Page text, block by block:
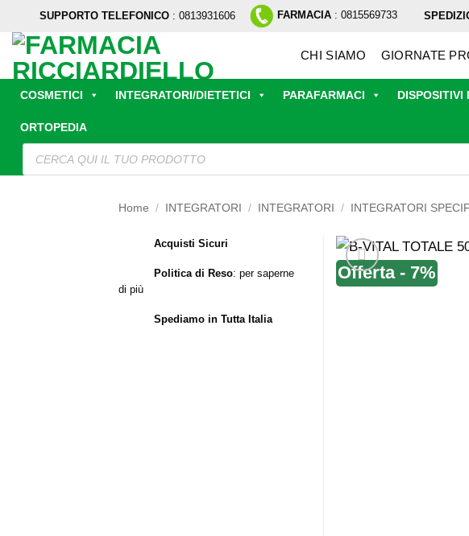
contenuti
SUPPORTO TELEFONICO : 0813931606 FARMACIA : 0815569733
CHI SIAMO GIORNATE
COSMETICI INTEGRATORI/DIETETICI PARAFARMACI DISPOSITIVI
ORTOPEDIA
Ricerca
prodotti
Home / INTEGRATORI / INTEGRATORI / INTEGRATORI
Offerta - 7%
Acquisti Sicuri
Politica di Reso: per saperne
di più
Spediamo in Tutta Italia